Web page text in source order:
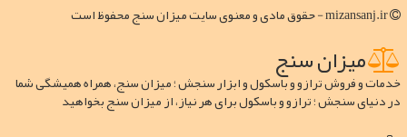
میزان سنج
خدمات و فروش ترازو و باسکول و ابزار سنجش ؛ میزان سنج، همراه همیشگی شما
در دنیای سنجش ؛ ترازو و باسکول برای هر نیاز، از میزان سنج بخواهید